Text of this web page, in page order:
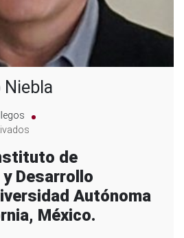
Niebla
Caso
Niebla
de
Desarrollo
Autónoma
México.